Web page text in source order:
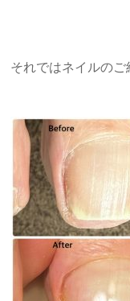
それではネイルのご